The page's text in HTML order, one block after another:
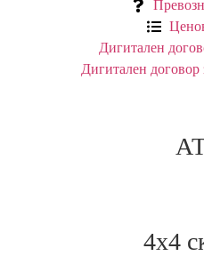
Дигитален
Дигитален договор
4х4